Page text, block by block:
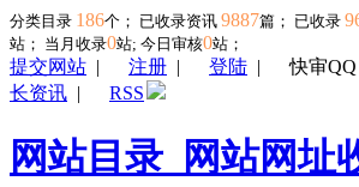
分类目录 186个； 已收录资讯 9887篇； 已收录
站； 当月收录0站; 今日审核0站；
提交网站 | 注册 | 登陆 |快审QQ
长资讯 | RSS
网站目录_网站网址